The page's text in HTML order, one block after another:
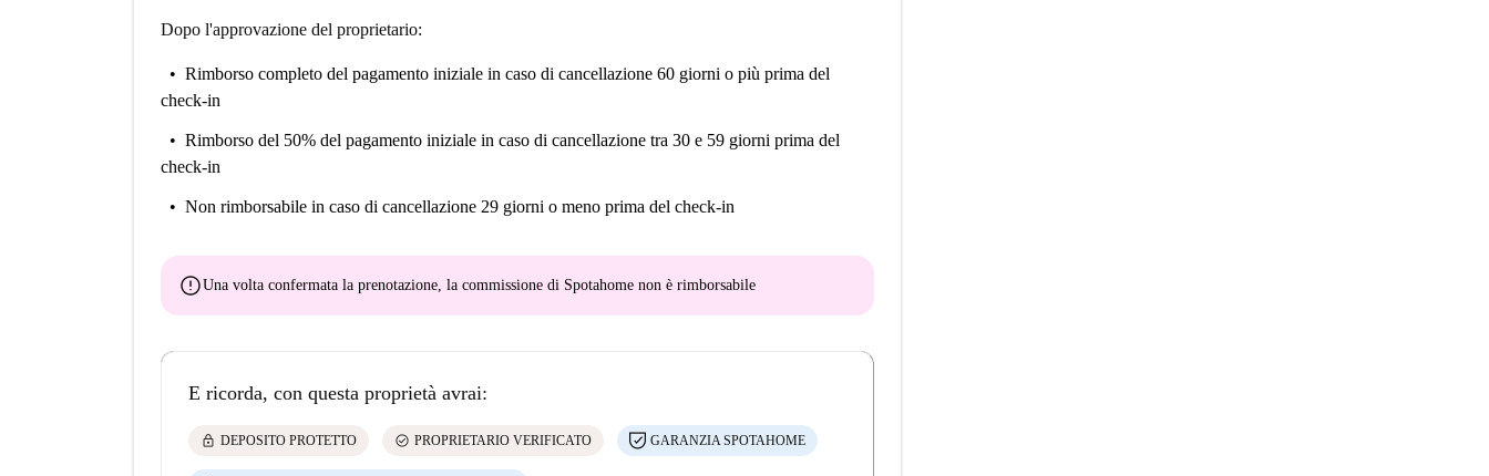
Dopo l'approvazione del proprietario:
Rimborso completo del pagamento iniziale in caso di cancellazione 60 giorni o più prima del
check-in
Rimborso del 50% del pagamento iniziale in caso di cancellazione tra 30 e 59 giorni prima del
check-in
Non rimborsabile in caso di cancellazione 29 giorni o meno prima del check-in
errorUna volta confermata la prenotazione, la commissione di Spotahome non è rimborsabile
E ricorda, con questa proprietà avrai:
lock DEPOSITO PROTETTO check_circle PROPRIETARIO VERIFICATO GARANZIA SPOTAHOME